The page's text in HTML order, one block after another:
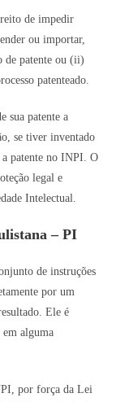
de impedir
ou importar,
de patente ou (ii)
patenteado.
sua patente a
se tiver inventado
patente no INPI. O
legal e
Intelectual.
– PI
de instruções
por um
Ele é
alguma
por força da Lei